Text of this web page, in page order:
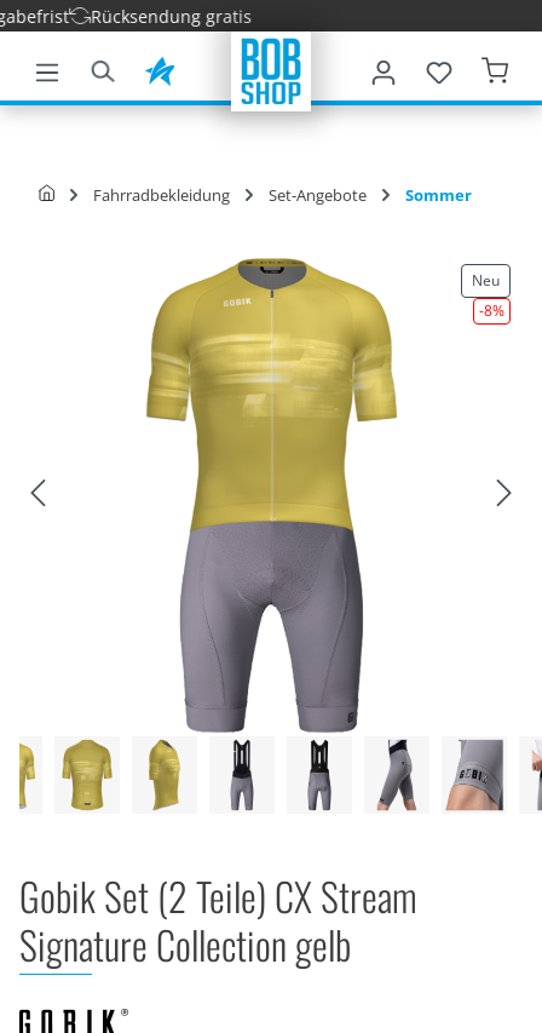
springen
Rücksendung gratis
Fahrradbekleidung Set-Angebote Sommer
-8%
Neu
Gobik Set (2 Teile) CX Stream
Signature Collection gelb